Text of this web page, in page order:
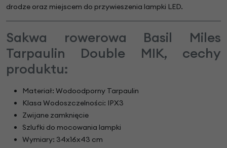
drodze oraz miejscem do przywieszenia lampki LED.
Sakwa rowerowa Basil Miles
Tarpaulin Double MIK, cechy
produktu:
Materiał: Wodoodporny Tarpaulin
Klasa Wodoszczelności: IPX3
Zwijane zamknięcie
Szlufki do mocowania lampki
Wymiary: 34x16x43 cm